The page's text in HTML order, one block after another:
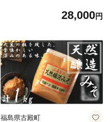
28,000円
福島県古殿町